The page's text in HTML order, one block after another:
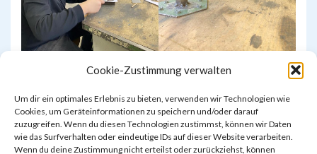
Cookie-Zustimmung verwalten
Um dir ein optimales Erlebnis zu bieten, verwenden wir Technologien wie
Cookies, um Geräteinformationen zu speichern und/oder darauf
zuzugreifen. Wenn du diesen Technologien zustimmst, können wir Daten
wie das Surfverhalten oder eindeutige IDs auf dieser Website verarbeiten.
Wenn du deine Zustimmung nicht erteilst oder zurückziehst, können